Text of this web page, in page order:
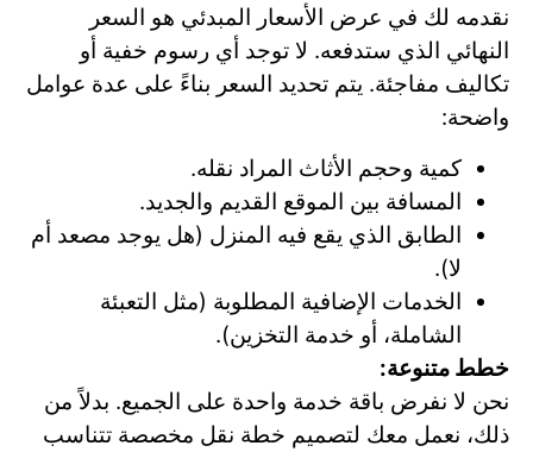
نقدمه لك في عرض الأسعار المبدئي هو السعر
النهائي الذي ستدفعه. لا توجد أي رسوم خفية أو
تكاليف مفاجئة. يتم تحديد السعر بناءً على عدة عوامل
واضحة:
كمية وحجم الأثاث المراد نقله.
المسافة بين الموقع القديم والجديد.
الطابق الذي يقع فيه المنزل (هل يوجد مصعد أم
لا).
الخدمات الإضافية المطلوبة (مثل التعبئة
الشاملة، أو خدمة التخزين).
خطط متنوعة:
نحن لا نفرض باقة خدمة واحدة على الجميع. بدلاً من
ذلك، نعمل معك لتصميم خطة نقل مخصصة تتناسب